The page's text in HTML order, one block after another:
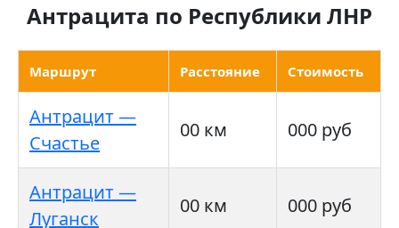
Антрацита по Республики ЛНР
Маршрут Расстояние Стоимость
Антрацит —
Счастье
00 км 000 руб
Антрацит —
Луганск
00 км 000 руб